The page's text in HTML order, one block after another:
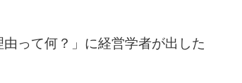
って何？」に経営学者が出した